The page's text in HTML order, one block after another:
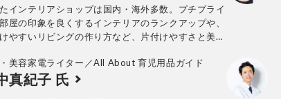
インテリアショップは国内・海外多数。プチプライ
屋の印象を良くするインテリアのランクアップや、
やすいリビングの作り方など、片付けやすさと美し
ートのほか、ホテルライクなスタイリングを得意と
誌・Webでのスタイリングは多数。
美容家電ライター／All About 育児用品ガイド
真紀子 氏